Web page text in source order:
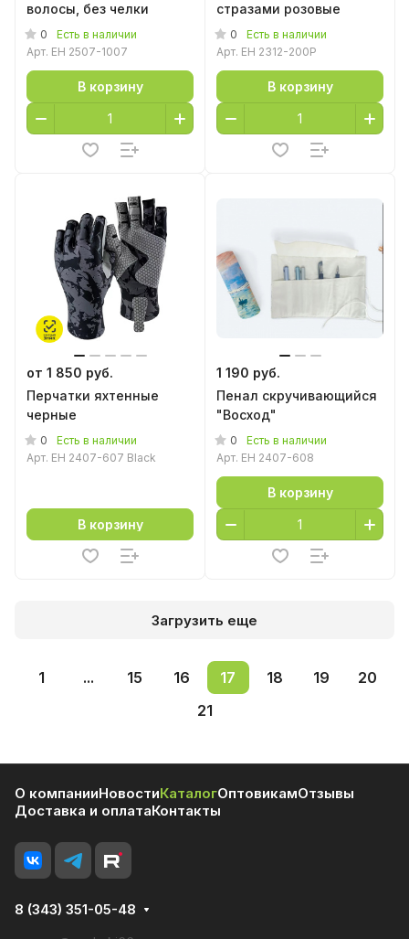
волосы, без челки
0
Есть в наличии
Арт. EH 2507-1007
В корзину
стразами розовые
0
Есть в наличии
Арт. EH 2312-200P
В корзину
от 1 850 руб.
Перчатки яхтенные
черные
0
Есть в наличии
Арт. EH 2407-607 Black
В корзину
1 190 руб.
Пенал скручивающийся
"Восход"
0
Есть в наличии
Арт. EH 2407-608
В корзину
Загрузить еще
1 ... 15 16 17 18 19
20
21
О компанииНовостиКаталогОптовикамОтзывы
Доставка и оплатаКонтакты
8 (343) 351-05-48